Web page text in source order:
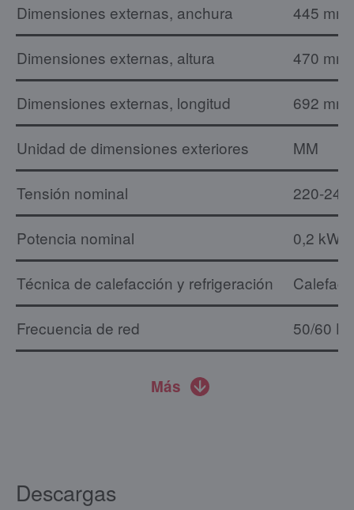
Dimensiones externas, anchura 445 mm
Dimensiones externas, altura 470 mm
Dimensiones externas, longitud 692 mm
Unidad de dimensiones exteriores MM
Tensión nominal 220-240
Potencia nominal 0,2 kW
Técnica de calefacción y refrigeración
Frecuencia de red 50/60 Hz
Más
Descargas